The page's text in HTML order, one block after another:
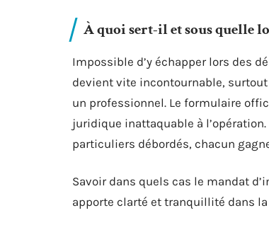
À quoi sert-il et sous quelle
Impossible d’y échapper lors des
devient vite incontournable,
un professionnel. Le formulaire
juridique inattaquable à
particuliers débordés, chacun
Savoir dans quels cas le mandat
apporte clarté et tranquillité dans